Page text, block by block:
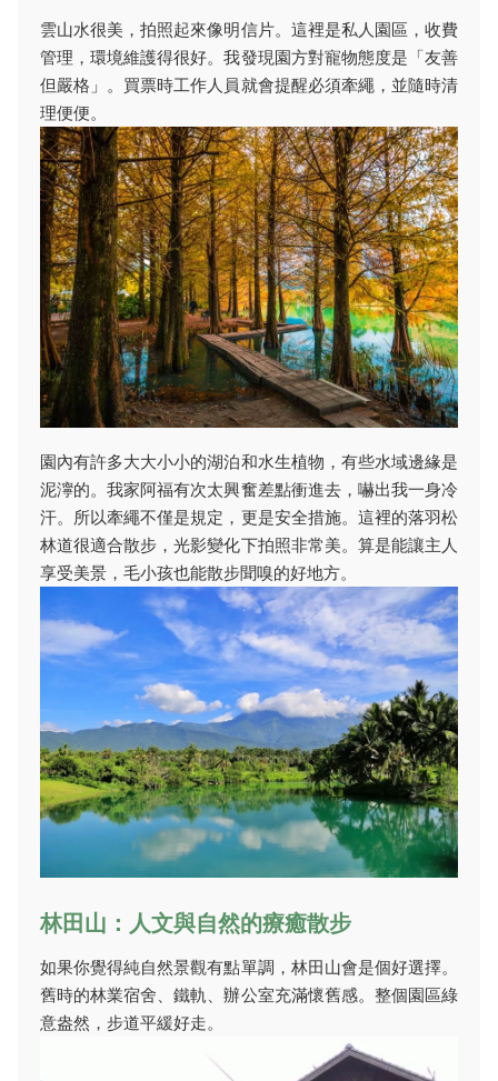
雲山水很美，拍照起來像明信片。這裡是私人園區，收費
管理，環境維護得很好。我發現園方對寵物態度是「友善
但嚴格」。買票時工作人員就會提醒必須牽繩，並隨時清
理便便。
園內有許多大大小小的湖泊和水生植物，有些水域邊緣是
泥濘的。我家阿福有次太興奮差點衝進去，嚇出我一身冷
汗。所以牽繩不僅是規定，更是安全措施。這裡的落羽松
林道很適合散步，光影變化下拍照非常美。算是能讓主人
享受美景，毛小孩也能散步聞嗅的好地方。
林田山：人文與自然的療癒散步
如果你覺得純自然景觀有點單調，林田山會是個好選擇。
舊時的林業宿舍、鐵軌、辦公室充滿懷舊感。整個園區綠
意盎然，步道平緩好走。